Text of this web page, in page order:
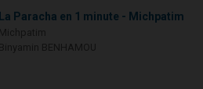
La Paracha en 1 minute - Michpatim